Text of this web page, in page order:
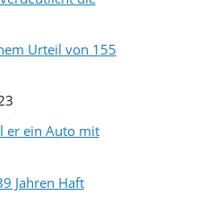
Urteil von 155
er ein Auto mit
Jahren Haft